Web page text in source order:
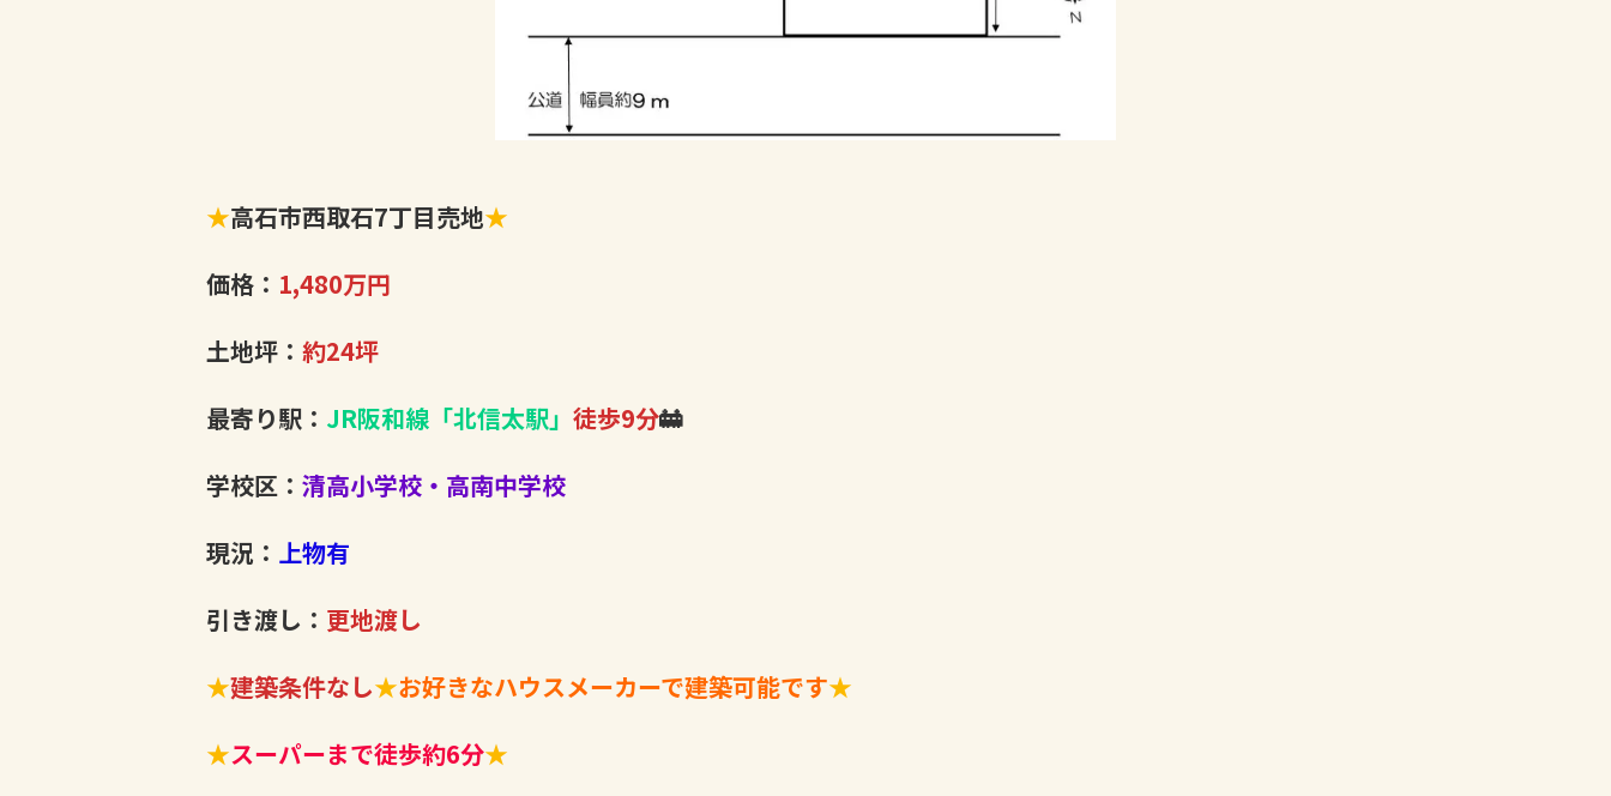
★高石市西取石7丁目売地★
価格： 1,480万円
土地坪： 約24坪
最寄り駅： JR阪和線「北信太駅」 徒歩9分🚋
学校区： 清高小学校・高南中学校
現況： 上物有
引き渡し： 更地渡し
★建築条件なし★お好きなハウスメーカーで建築可能です★
★スーパーまで徒歩約6分★